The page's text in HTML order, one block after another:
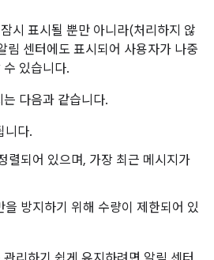
시 표시될 뿐만 아니라(처리하지 않
림 센터에도 표시되어 사용자가 나중
있습니다.
다음과 같습니다.
니다.
렬되어 있으며, 가장 최근 메시지가
을 방지하기 위해 수량이 제한되어 있